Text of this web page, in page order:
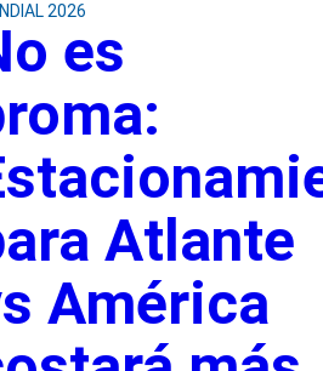
2026
es
Atlante
América